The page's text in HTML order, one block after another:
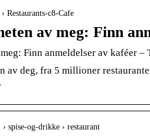
Restaurants-c8-Cafe
av meg: Finn
Finn anmeldelser av kaféer –
av deg, fra 5 millioner
spise-og-drikke › restaurant